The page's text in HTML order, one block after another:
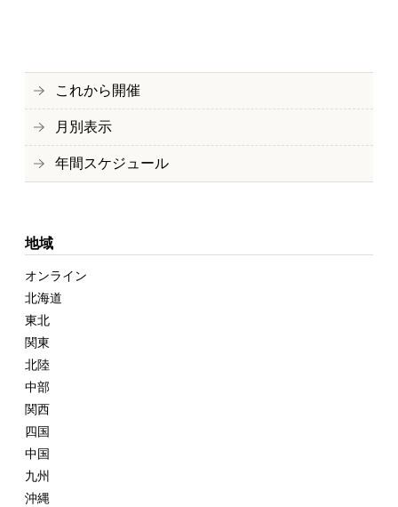
これから開催
月別表示
年間スケジュール
地域
オンライン
北海道
東北
関東
北陸
中部
関西
四国
中国
九州
沖縄